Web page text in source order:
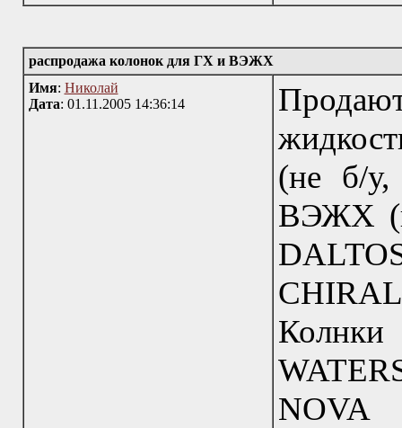
распродажа колонок для ГХ и ВЭЖХ
Имя: Николай
Дата: 01.11.2005 14:36:14
(не б/
ВЭЖХ